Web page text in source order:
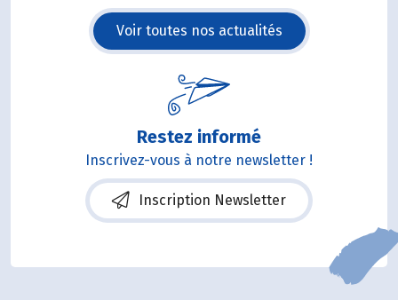
Voir toutes nos actualités
Restez informé
Inscrivez-vous à notre newsletter !
Inscription Newsletter